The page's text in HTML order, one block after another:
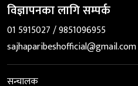
विज्ञापनका लागि सम्पर्क
01 5915027 / 9851096955
sajhaparibeshofficial@gmail.com
सन्चालक